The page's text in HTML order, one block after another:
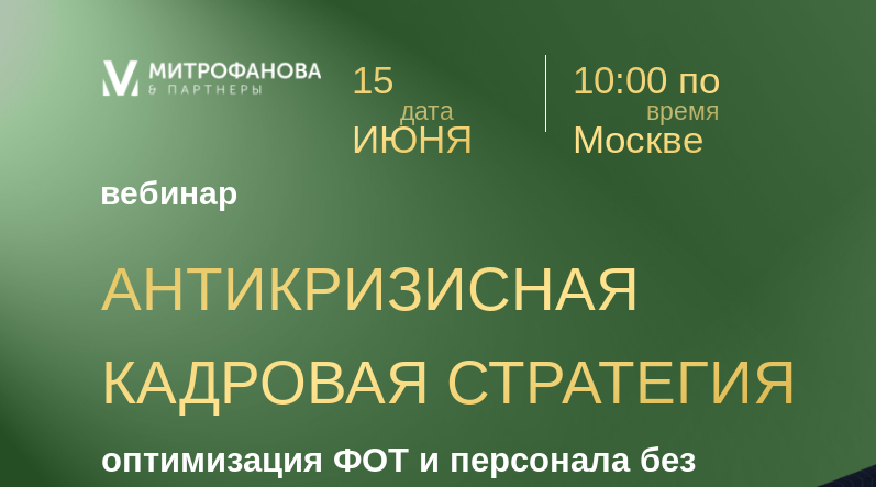
вебинар
оптимизация ФОТ и персонала без
15
ИЮНЯ
10:00 по
Москве
дата время
АНТИКРИЗИСНАЯ
КАДРОВАЯ СТРАТЕГИЯ